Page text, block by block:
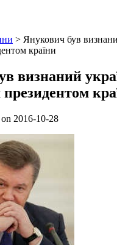
> Янукович був
країни
визнаний
on 2016-10-28